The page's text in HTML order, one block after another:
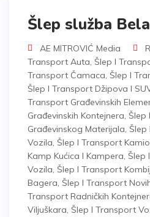
Šlep služba
AE MITROVIĆ Media
Transport Auta, Šlep I
Transport Čamaca, Šlep I
Šlep I Transport Džipova I
Transport Građevinskih
Građevinskih Kontejnera, Šlep
Građevinskog Materijala, Šlep
Vozila, Šlep I Transport
Kamp Kućica I Kampera, Šlep
Vozila, Šlep I Transport
Bagera, Šlep I Transport
Transport Radničkih
Viljuškara, Šlep I Transport